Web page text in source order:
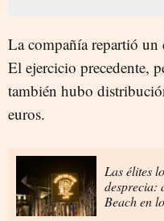
La compañía repartió
El ejercicio precedente,
también hubo
euros.
Las élites
desprecia:
Beach en